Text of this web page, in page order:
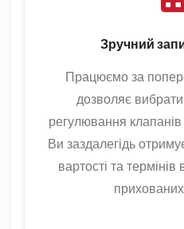
Зручний
Працюємо за
дозволяє
регулювання
Ви заздалегідь
вартості та